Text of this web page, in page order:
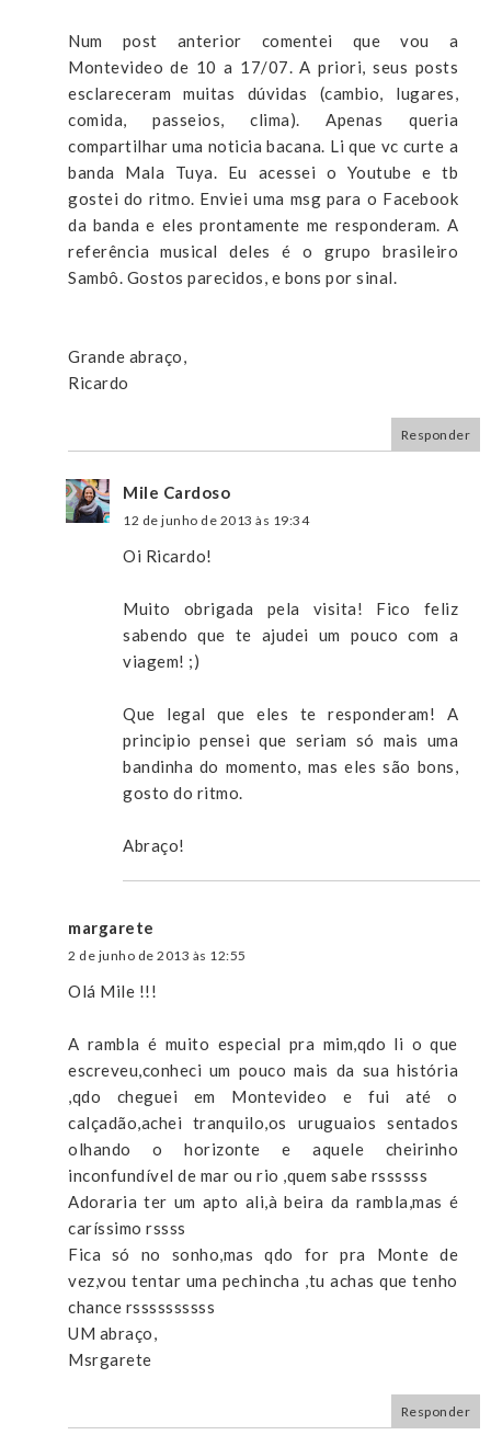
Num post anterior comentei que vou a
Montevideo de 10 a 17/07. A priori, seus posts
esclareceram muitas dúvidas (cambio, lugares,
comida, passeios, clima). Apenas queria
compartilhar uma noticia bacana. Li que vc curte a
banda Mala Tuya. Eu acessei o Youtube e tb
gostei do ritmo. Enviei uma msg para o Facebook
da banda e eles prontamente me responderam. A
referência musical deles é o grupo brasileiro
Sambô. Gostos parecidos, e bons por sinal.
Grande abraço,
Ricardo
Responder
Mile Cardoso
12 de junho de 2013 às 19:34
Oi Ricardo!
Muito obrigada pela visita! Fico feliz
sabendo que te ajudei um pouco com a
viagem! ;)
Que legal que eles te responderam! A
principio pensei que seriam só mais uma
bandinha do momento, mas eles são bons,
gosto do ritmo.
Abraço!
margarete
2 de junho de 2013 às 12:55
Olá Mile !!!
A rambla é muito especial pra mim,qdo li o que
escreveu,conheci um pouco mais da sua história
,qdo cheguei em Montevideo e fui até o
calçadão,achei tranquilo,os uruguaios sentados
olhando o horizonte e aquele cheirinho
inconfundível de mar ou rio ,quem sabe rssssss
Adoraria ter um apto ali,à beira da rambla,mas é
caríssimo rssss
Fica só no sonho,mas qdo for pra Monte de
vez,vou tentar uma pechincha ,tu achas que tenho
chance rssssssssss
UM abraço,
Msrgarete
Responder